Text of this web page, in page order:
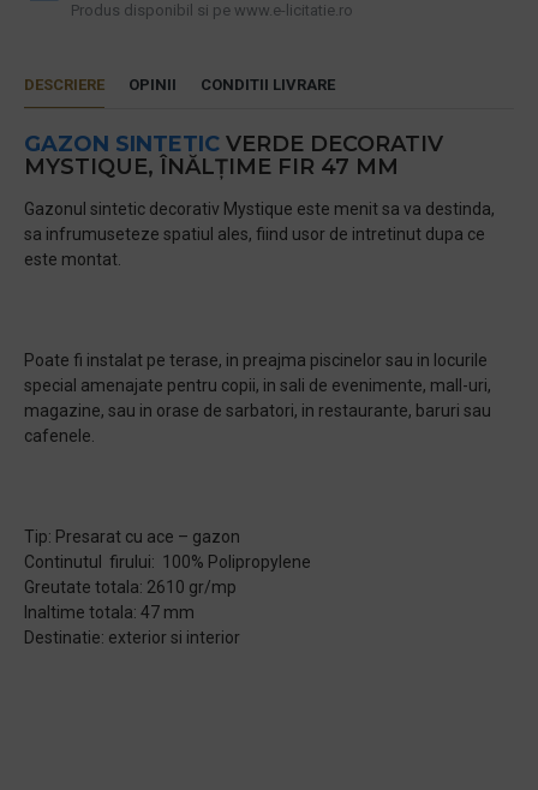
Produs disponibil si pe www.e-licitatie.ro
DESCRIERE OPINII CONDITII LIVRARE
GAZON SINTETIC VERDE DECORATIV
MYSTIQUE, ÎNĂLȚIME FIR 47 MM
Gazonul sintetic decorativ Mystique este menit sa va destinda,
sa infrumuseteze spatiul ales, fiind usor de intretinut dupa ce
este montat.
Poate fi instalat pe terase, in preajma piscinelor sau in locurile
special amenajate pentru copii, in sali de evenimente, mall-uri,
magazine, sau in orase de sarbatori, in restaurante, baruri sau
cafenele.
Tip: Presarat cu ace – gazon
Continutul firului: 100% Polipropylene
Greutate totala: 2610 gr/mp
Inaltime totala: 47 mm
Destinatie: exterior si interior